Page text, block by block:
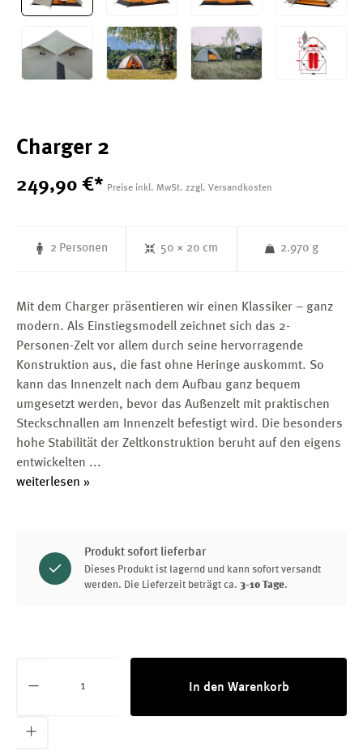
Charger 2
249,90 €* Preise inkl. MwSt. zzgl. Versandkosten
2 Personen 50 × 20 cm 2.970 g
Mit dem Charger präsentieren wir einen Klassiker – ganz
modern. Als Einstiegsmodell zeichnet sich das 2-
Personen-Zelt vor allem durch seine hervorragende
Konstruktion aus, die fast ohne Heringe auskommt. So
kann das Innenzelt nach dem Aufbau ganz bequem
umgesetzt werden, bevor das Außenzelt mit praktischen
Steckschnallen am Innenzelt befestigt wird. Die besonders
hohe Stabilität der Zeltkonstruktion beruht auf den eigens
entwickelten ...
weiterlesen »
Produkt sofort lieferbar
Dieses Produkt ist lagernd und kann sofort versandt
werden. Die Lieferzeit beträgt ca. 3-10 Tage.
In den Warenkorb